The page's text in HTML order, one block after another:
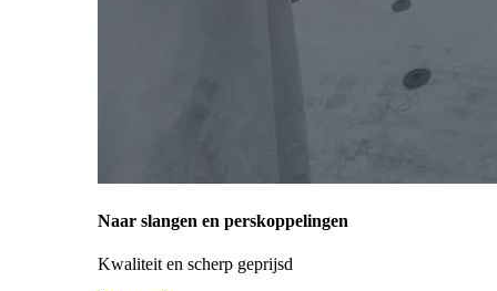
Naar slangen en perskoppelingen
Kwaliteit en scherp geprijsd